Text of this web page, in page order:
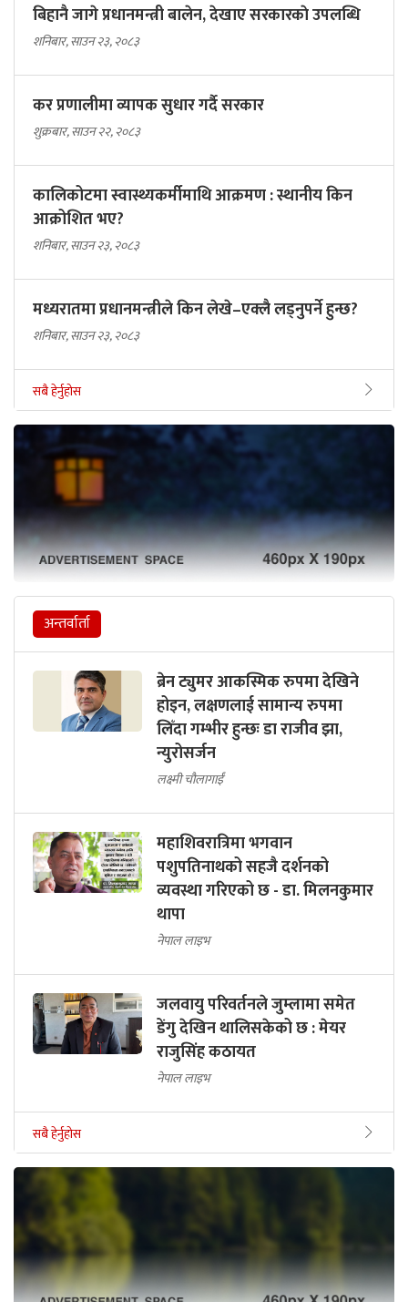
बिहानै जागे प्रधानमन्त्री बालेन, देखाए सरकारकाे उपलब्धि
शनिबार, साउन २३, २०८३
कर प्रणालीमा व्यापक सुधार गर्दै सरकार
शुक्रबार, साउन २२, २०८३
कालिकोटमा स्वास्थ्यकर्मीमाथि आक्रमण : स्थानीय किन
आक्रोशित भए?
शनिबार, साउन २३, २०८३
मध्यरातमा प्रधानमन्त्रीले किन लेखे–एक्लै लड्नुपर्ने हुन्छ?
शनिबार, साउन २३, २०८३
सबै हेर्नुहोस
अन्तर्वार्ता
ब्रेन ट्युमर आकस्मिक रुपमा देखिने
होइन, लक्षणलाई सामान्य रुपमा
लिँदा गम्भीर हुन्छः डा राजीव झा,
न्युरोसर्जन
लक्ष्मी चौलागाईं
महाशिवरात्रिमा भगवान
पशुपतिनाथको सहजै दर्शनको
व्यवस्था गरिएको छ - डा. मिलनकुमार
थापा
नेपाल लाइभ
जलवायु परिवर्तनले जुम्लामा समेत
डेंगु देखिन थालिसकेको छ : मेयर
राजुसिंह कठायत
नेपाल लाइभ
सबै हेर्नुहोस